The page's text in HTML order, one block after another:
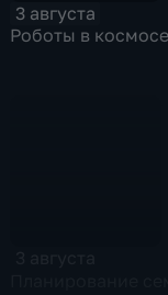
3 августа
Роботы в космосе